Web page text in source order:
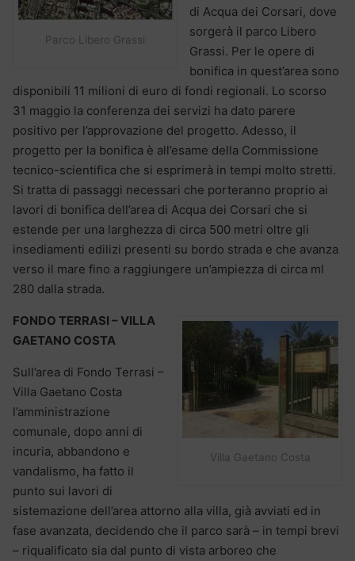
Parco Libero Grassi
di Acqua dei Corsari, dove
sorgerà il parco Libero
Grassi. Per le opere di
bonifica in quest’area sono
disponibili 11 milioni di euro di fondi regionali. Lo scorso
31 maggio la conferenza dei servizi ha dato parere
positivo per l’approvazione del progetto. Adesso, il
progetto per la bonifica è all’esame della Commissione
tecnico-scientifica che si esprimerà in tempi molto stretti.
Si tratta di passaggi necessari che porteranno proprio ai
lavori di bonifica dell’area di Acqua dei Corsari che si
estende per una larghezza di circa 500 metri oltre gli
insediamenti edilizi presenti su bordo strada e che avanza
verso il mare fino a raggiungere un’ampiezza di circa ml
280 dalla strada.
Villa Gaetano Costa
FONDO TERRASI – VILLA
GAETANO COSTA
Sull’area di Fondo Terrasi –
Villa Gaetano Costa
l’amministrazione
comunale, dopo anni di
incuria, abbandono e
vandalismo, ha fatto il
punto sui lavori di
sistemazione dell’area attorno alla villa, già avviati ed in
fase avanzata, decidendo che il parco sarà – in tempi brevi
– riqualificato sia dal punto di vista arboreo che